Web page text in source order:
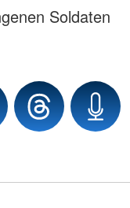
Soldaten